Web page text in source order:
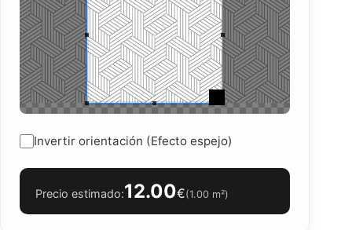
Invertir orientación (Efecto espejo)
Precio estimado:12.00€(1.00 m²)